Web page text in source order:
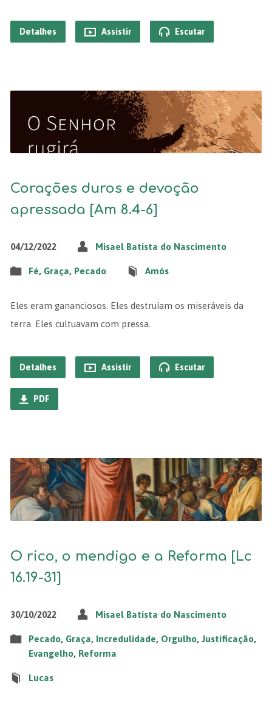
Detalhes Assistir Escutar
Corações duros e devoção
apressada [Am 8.4-6]
04/12/2022 Misael Batista do Nascimento
Fé, Graça, Pecado Amós
Eles eram gananciosos. Eles destruíam os miseráveis da
terra. Eles cultuavam com pressa.
Detalhes Assistir Escutar
PDF
O rico, o mendigo e a Reforma [Lc
16.19-31]
30/10/2022 Misael Batista do Nascimento
Pecado, Graça, Incredulidade, Orgulho, Justificação,
Evangelho, Reforma
Lucas